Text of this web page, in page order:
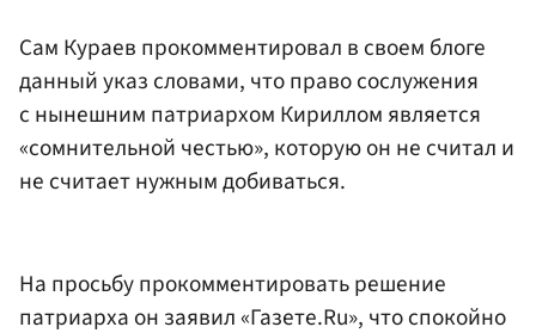
Сам Кураев прокомментировал в своем блоге
данный указ словами, что право сослужения
с нынешним патриархом Кириллом является
«сомнительной честью», которую он не считал и
не считает нужным добиваться.
На просьбу прокомментировать решение
патриарха он заявил «Газете.Ru», что спокойно